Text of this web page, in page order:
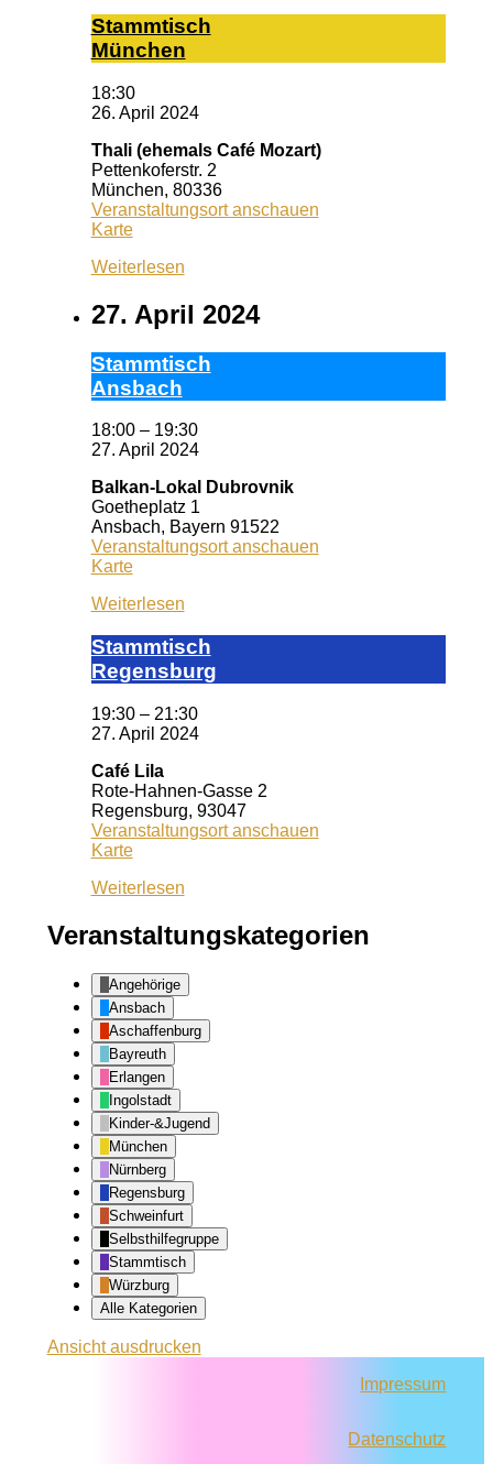
Stamm­tisch
Mün­chen
18:30
26. April 2024
Thali (ehemals Café Mozart)
Pettenkoferstr. 2
München, 80336
Veranstaltungsort anschauen
KarteThali
Café
Weiterlesen
27. April 2024
Stamm­tisch
Ans­bach
18:00 – 19:30
27. April 2024
Balkan-Lokal Dubrovnik
Goetheplatz 1
Ansbach, Bayern 91522
Veranstaltungsort anschauen
KarteBalkan-
Dubrovnik
Weiterlesen
Stamm­tisch
Reg­ens­burg
19:30 – 21:30
27. April 2024
Café Lila
Rote-Hahnen-Gasse 2
Regensburg, 93047
Veranstaltungsort anschauen
KarteCafé
Weiterlesen
Veranstaltungskategorien
Angehörige
Ansbach
Aschaffenburg
Bayreuth
Erlangen
Ingolstadt
Kinder-&Jugend
München
Nürnberg
Regensburg
Schweinfurt
Selbsthilfegruppe
Stammtisch
Würzburg
Alle Kategorien
Ansichtausdrucken
Impressum
Datenschutz